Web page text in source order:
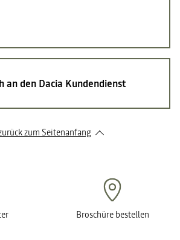
an den Dacia Kundendienst
zum Seitenanfang
Broschüre bestellen